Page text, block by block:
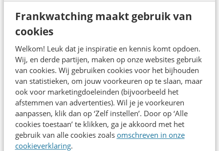
Frankwatching maakt gebruik van
cookies
Welkom! Leuk dat je inspiratie en kennis komt opdoen.
Wij, en derde partijen, maken op onze websites gebruik
van cookies. Wij gebruiken cookies voor het bijhouden
van statistieken, om jouw voorkeuren op te slaan, maar
ook voor marketingdoeleinden (bijvoorbeeld het
afstemmen van advertenties). Wil je je voorkeuren
aanpassen, klik dan op ‘Zelf instellen’. Door op ‘Alle
cookies toestaan’ te klikken, ga je akkoord met het
gebruik van alle cookies zoals omschreven in onze
cookieverklaring.
Over de spreker
Matthijs Mentink, oprichter van From The Well,
gebruikt AI en data analyses om organisaties te helpen
hun sociale media impact te vergroten door ze in staat
te stellen steeds beter aan te sluiten op de behoeften
van hun publiek. Matthijs is trainer bij Frankwatching.
Direct inschrijven